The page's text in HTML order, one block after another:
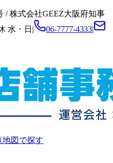
/株式会社GEEZ大阪府知事
水・日 | 06-7777-4333|
地図で探す